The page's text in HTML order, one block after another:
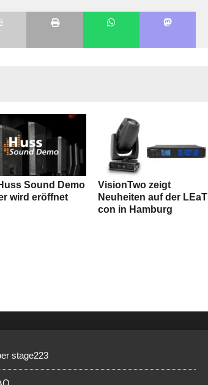
Sound Demo
wird eröffnet
VisionTwo zeigt
Neuheiten auf der LEaT
con in Hamburg
stage223